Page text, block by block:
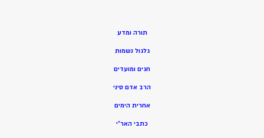
תורה ומדע
גלגול נשמות
חגים ומועדים
הרב אדם סיני
אחרית הימים
כתבי האר”י